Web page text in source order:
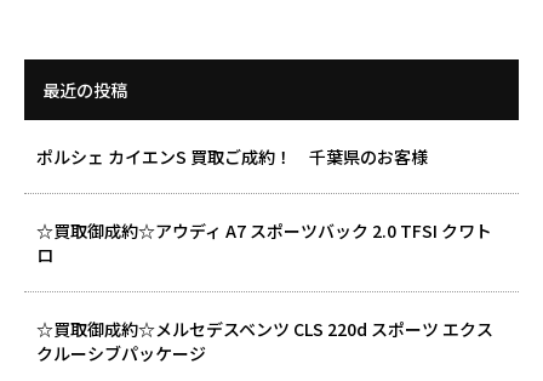
最近の投稿
ポルシェ カイエンS 買取ご成約！ 千葉県のお客様
☆買取御成約☆アウディ A7 スポーツバック 2.0 TFSI クワト
ロ
☆買取御成約☆メルセデスベンツ CLS 220d スポーツ エクス
クルーシブパッケージ